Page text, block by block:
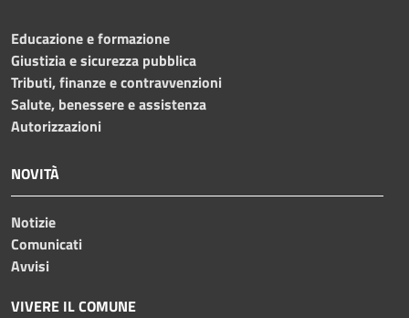
Educazione e formazione
Giustizia e sicurezza pubblica
Tributi, finanze e contravvenzioni
Salute, benessere e assistenza
Autorizzazioni
NOVITÀ
Notizie
Comunicati
Avvisi
VIVERE IL COMUNE